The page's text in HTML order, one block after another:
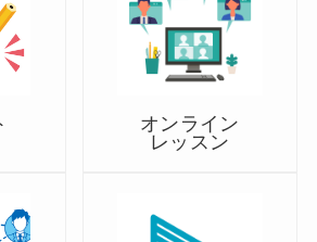
オンライン
レッスン